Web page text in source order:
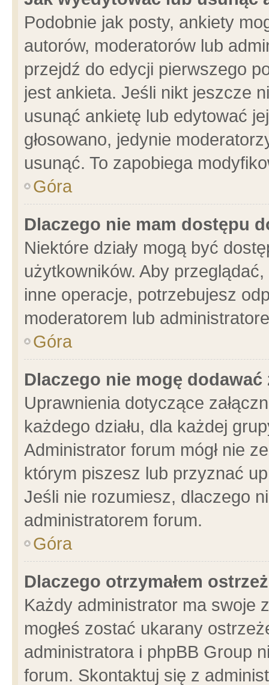
Podobnie jak posty, ankiety
autorów, moderatorów lub
przejdź do edycji pierwszego
jest ankieta. Jeśli nikt jeszcze
usunąć ankietę lub edytować
głosowano, jedynie
usunąć. To zapobiega
Góra
Dlaczego nie mam dostępu
Niektóre działy mogą być
użytkowników. Aby
inne operacje, potrzebujesz
moderatorem lub
Góra
Dlaczego nie mogę dodawać
Uprawnienia dotyczące
każdego działu, dla każdej
Administrator forum mógł nie
którym piszesz lub przyznać
Jeśli nie rozumiesz, dlaczego
administratorem forum.
Góra
Dlaczego otrzymałem
Każdy administrator ma swoje
mogłeś zostać ukarany
administratora i phpBB Group
forum. Skontaktuj się z